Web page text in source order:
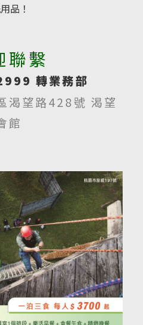
品！
聯繫
轉業務部
渴望路428號 渴望
館